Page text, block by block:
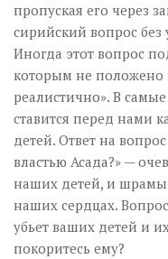
пропуская его через
сирийский вопрос
Иногда этот вопрос
которым не положено
реалистично». В
ставится перед нами
детей. Ответ на
властью Асада?» —
наших детей, и
наших сердцах.
убьет ваших детей и
покоритесь ему?